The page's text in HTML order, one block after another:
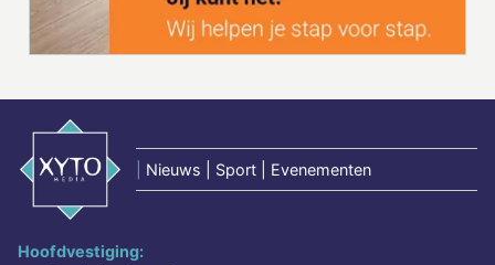
Nieuws | Sport | Evenementen
Hoofdvestiging: